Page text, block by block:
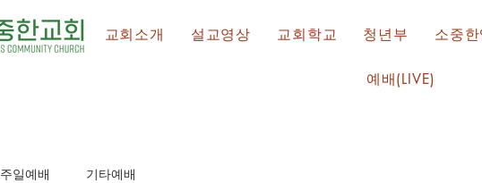
교회소개 설교영상 교회학교 청년부 소중한
예배(LIVE)
주일예배 기타예배